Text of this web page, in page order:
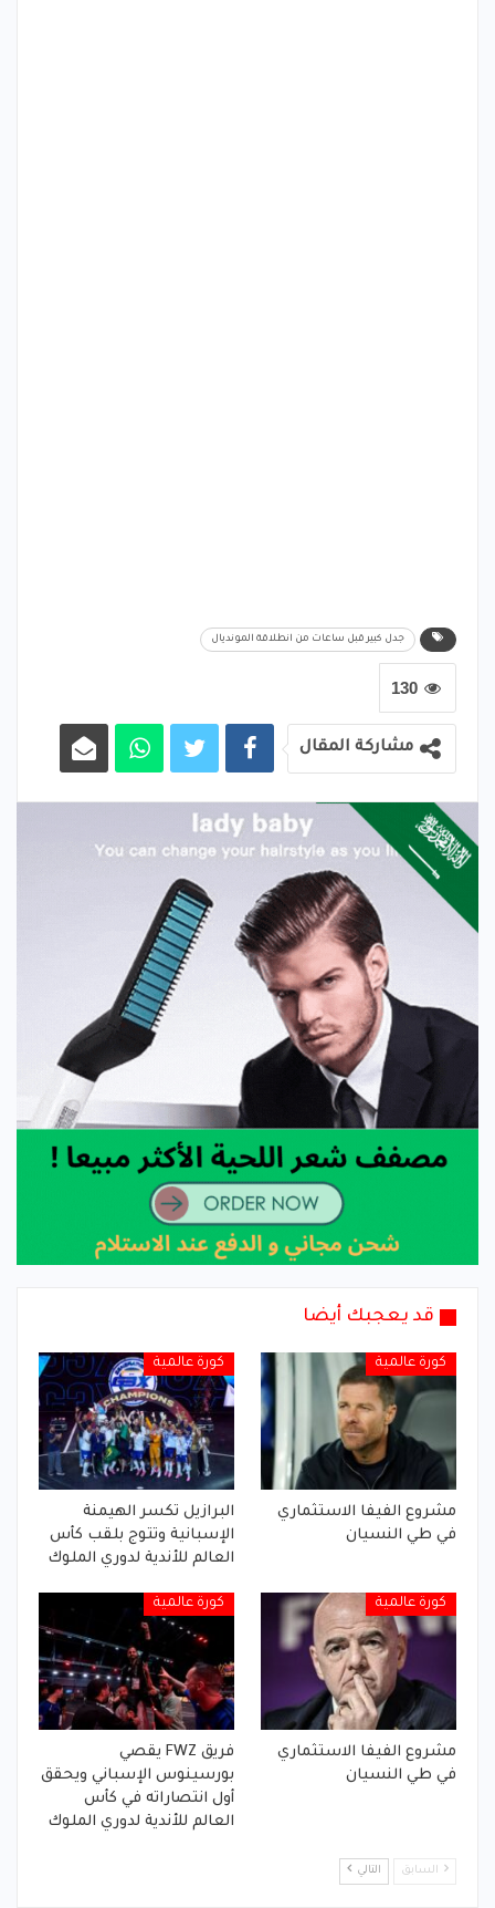
جدل كبير قبل ساعات من انطلاقة المونديال
130
مشاركة المقال
قد يعجبك أيضا
كورة عالمية
مشروع الفيفا الاستثماري
في طي النسيان
كورة عالمية
البرازيل تكسر الهيمنة
الإسبانية وتتوج بلقب كأس
العالم للأندية لدوري الملوك
كورة عالمية
مشروع الفيفا الاستثماري
في طي النسيان
كورة عالمية
فريق FWZ يقصي
بورسينوس الإسباني ويحقق
أول انتصاراته في كأس
العالم للأندية لدوري الملوك
السابق التالي